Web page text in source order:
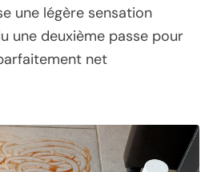
une légère sensation
une deuxième passe pour
net